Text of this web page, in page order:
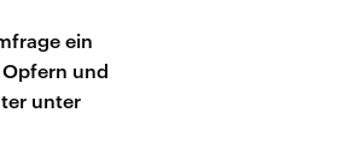
ein
und
unter